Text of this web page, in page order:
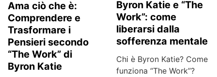
Ama ciò che è:
Comprendere e
Trasformare i
Pensieri secondo
“The Work” di
Byron Katie
Byron Katie e “The
Work”: come
liberarsi dalla
sofferenza mentale
Chi è Byron Katie? Come
funziona “The Work”?